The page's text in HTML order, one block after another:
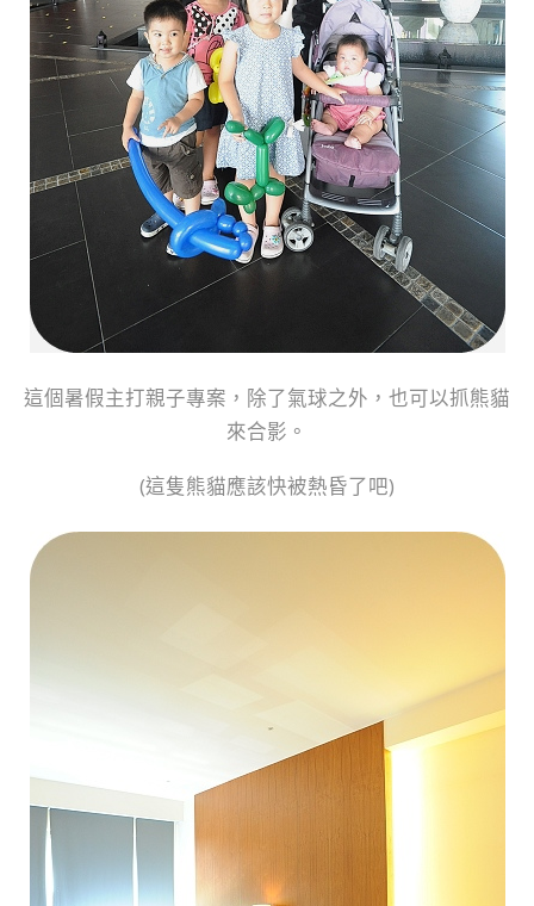
這個暑假主打親子專案，除了氣球之外，也可以抓熊貓
來合影。
(這隻熊貓應該快被熱昏了吧)